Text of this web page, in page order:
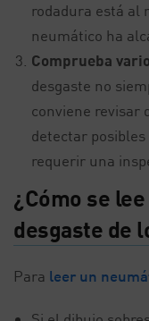
rodadura está al
neumático ha
Comprueba
desgaste no
conviene revisar
detectar
requerir una
¿Cómo se
desgaste de
Para leer un